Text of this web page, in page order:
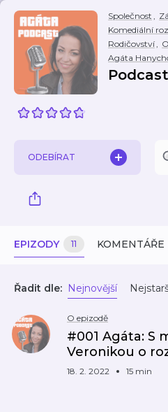
Společnost ,
Komediální
Rodičovství,
Agáta
ODEBÍRAT
EPIZODY 11 KOMENTÁŘE
Řadit dle: Nejnovější
O epizodě
#001 Agáta: S
Veronikou o
18. 2. 2022 15 min